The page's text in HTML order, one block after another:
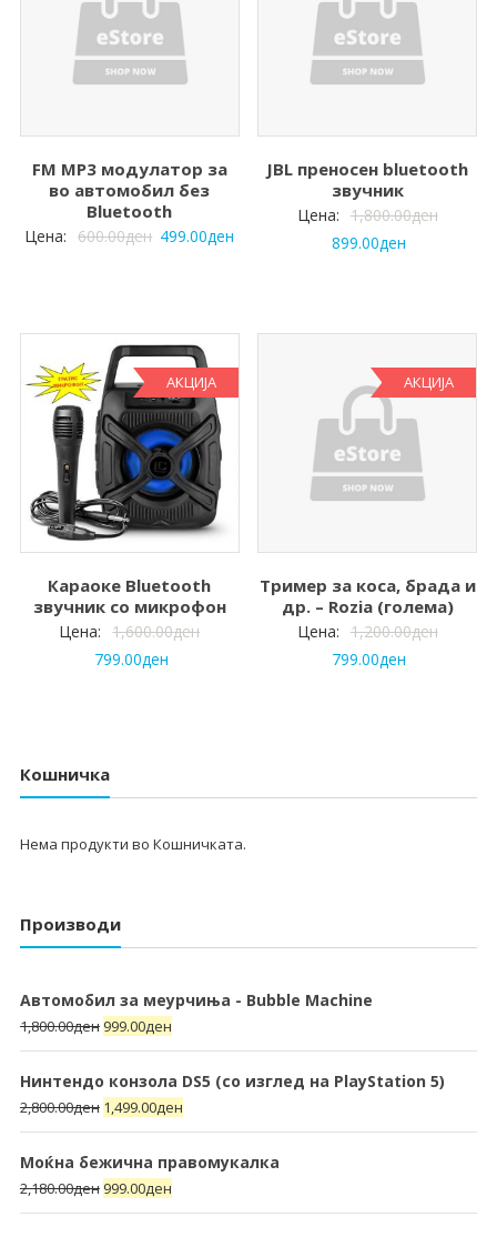
FM MP3 модулатор за
во автомобил без
Bluetooth
Цена: 600.00ден 499.00ден
JBL преносен bluetooth
звучник
Цена: 1,800.00ден
899.00ден
АКЦИЈА
Караоке Bluetooth
звучник со микрофон
Цена: 1,600.00ден
799.00ден
АКЦИЈА
Тример за коса, брада и
др. – Rozia (голема)
Цена: 1,200.00ден
799.00ден
Кошничка
Нема продукти во Кошничката.
Производи
Автомобил за меурчиња - Bubble Machine
1,800.00ден 999.00ден
Нинтендо конзола DS5 (со изглед на PlayStation 5)
2,800.00ден 1,499.00ден
Моќна бежична правомукалка
2,180.00ден 999.00ден